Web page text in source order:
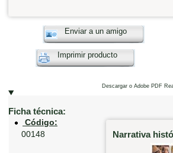
Enviar a un amigo
Imprimir producto
Descargar o Adobe PDF
Ficha técnica:
Narrativa
Código:
00148